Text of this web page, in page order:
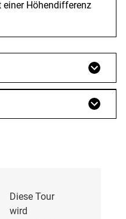
Höhendifferenz
Diese Tour
wird